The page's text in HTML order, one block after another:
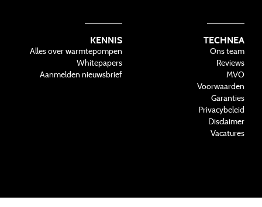
KENNIS
Alles over warmtepompen
Whitepapers
Aanmelden nieuwsbrief
TECHNEA
Ons team
Reviews
MVO
Voorwaarden
Garanties
Privacybeleid
Disclaimer
Vacatures